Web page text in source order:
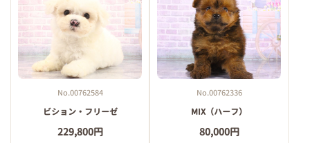
No.00762584
ビション・フリーゼ
229,800円
No.00762336
MIX（ハーフ）
80,000円